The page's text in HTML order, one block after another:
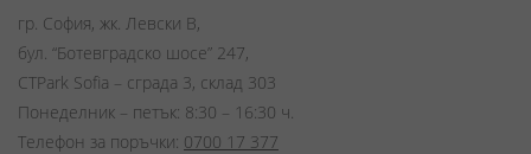
гр. София, жк. Левски В,
бул. “Ботевградско шосе” 247,
CTPark Sofia – сграда 3, склад 303
Понеделник – петък: 8:30 – 16:30 ч.
Телефон за поръчки: 0700 17 377